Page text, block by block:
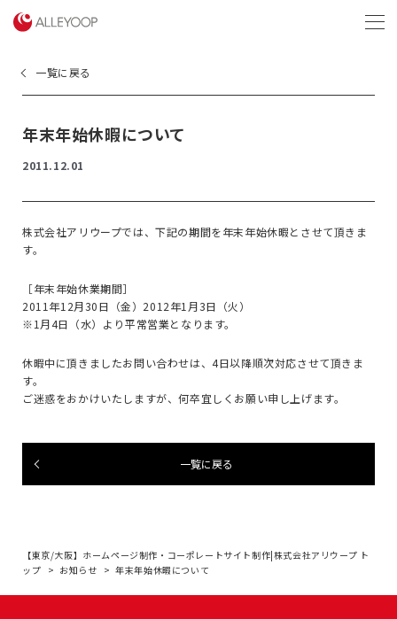
一覧に戻る
年末年始休暇について
2011.12.01
株式会社アリウープでは、下記の期間を年末年始休暇とさせて頂きま
す。
［年末年始休業期間］
2011年12月30日（金）2012年1月3日（火）
※1月4日（水）より平常営業となります。
休暇中に頂きましたお問い合わせは、4日以降順次対応させて頂きま
す。
ご迷惑をおかけいたしますが、何卒宜しくお願い申し上げます。
一覧に戻る
【東京/大阪】ホームページ制作・コーポレートサイト制作|株式会社アリウープ ト
ップ
お知らせ 年末年始休暇について